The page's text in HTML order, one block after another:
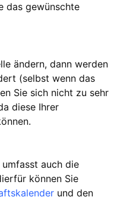
das gewünschte
ändern, dann werden
(selbst wenn das
Sie sich nicht zu sehr
diese Ihrer
auch die
können Sie
und den